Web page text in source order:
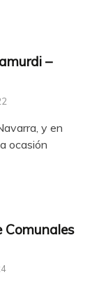
–
y en
ocasión
Comunales